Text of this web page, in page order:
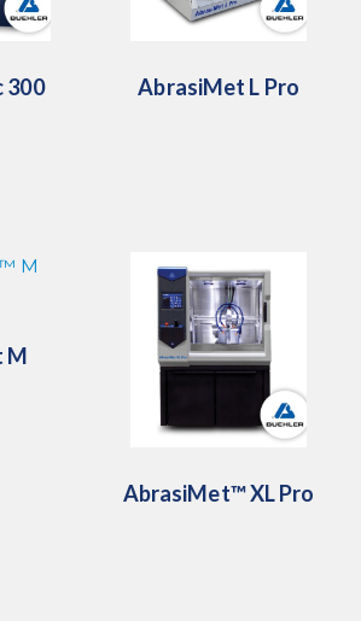
300 AbrasiMet L Pro
M
AbrasiMet™ XL Pro